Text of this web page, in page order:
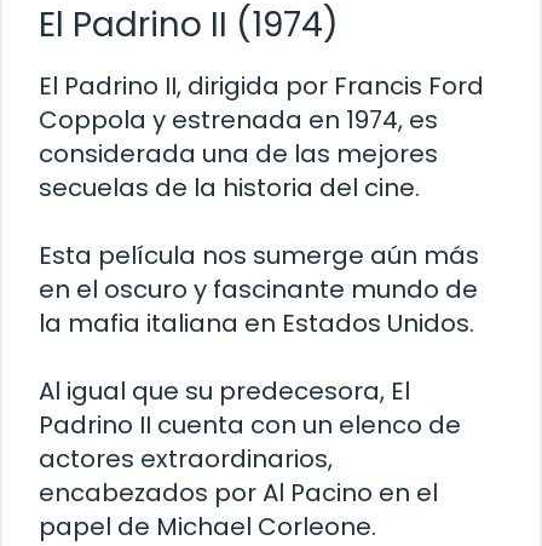
El Padrino II (1974)
El Padrino II, dirigida por Francis Ford
Coppola y estrenada en 1974, es
considerada una de las mejores
secuelas de la historia del cine.
Esta película nos sumerge aún más
en el oscuro y fascinante mundo de
la mafia italiana en Estados Unidos.
Al igual que su predecesora, El
Padrino II cuenta con un elenco de
actores extraordinarios,
encabezados por Al Pacino en el
papel de Michael Corleone.